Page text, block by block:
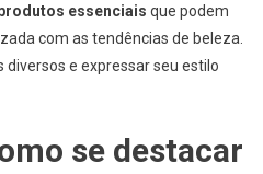
essenciais que podem
com as tendências de beleza.
diversos e expressar seu estilo
se destacar